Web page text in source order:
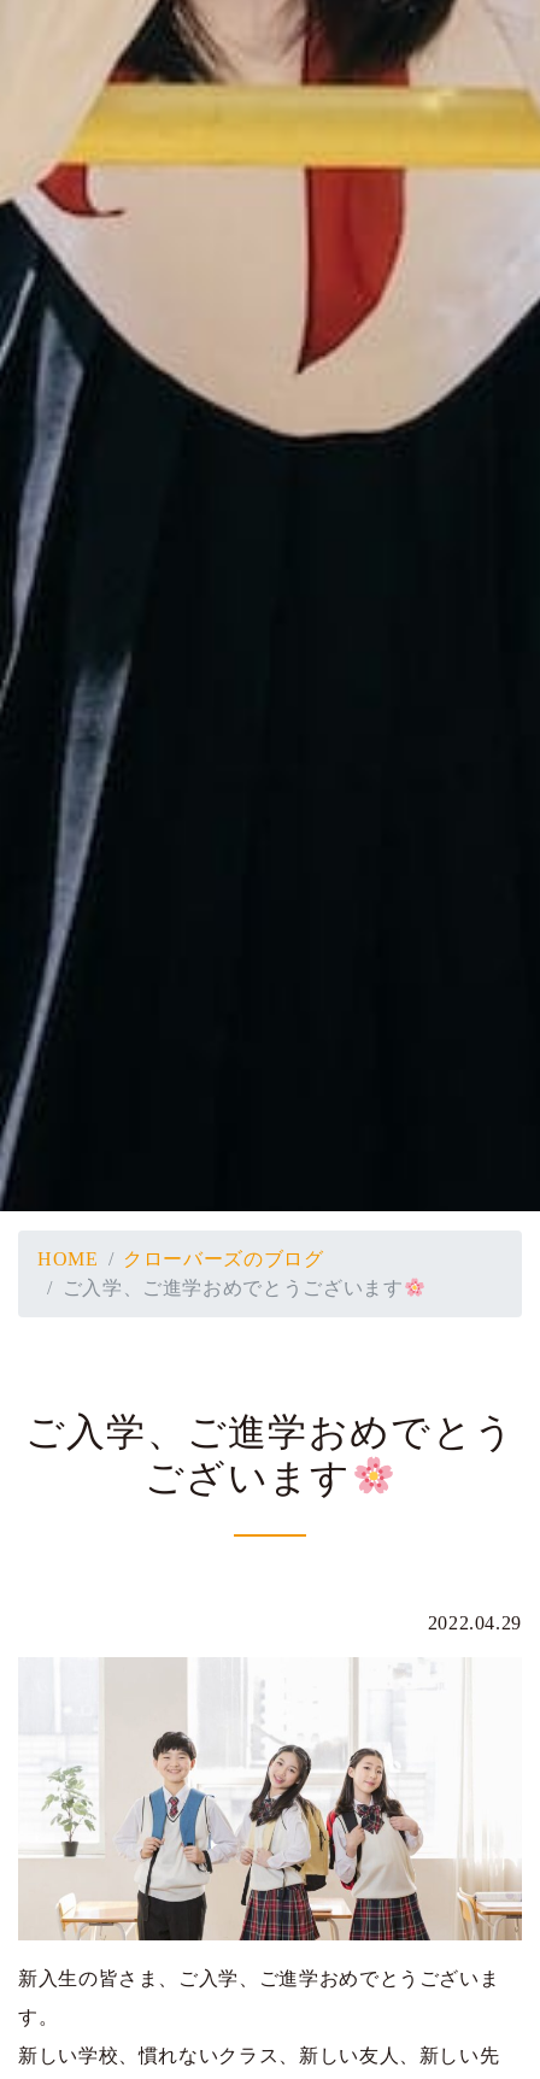
HOME
クローバーズのブログ
ご入学、ご進学おめでとうございます
ご入学、ご進学おめでとう
ございます
2022.04.29
新入生の皆さま、ご入学、ご進学おめでとうございま
す。
新しい学校、慣れないクラス、新しい友人、新しい先